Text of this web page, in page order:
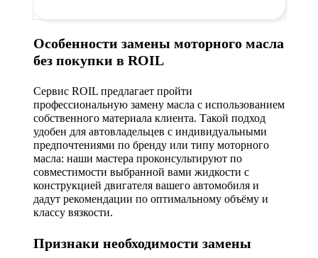
Особенности замены моторного масла
без покупки в ROIL
Сервис ROIL предлагает пройти
профессиональную замену масла с использованием
собственного материала клиента. Такой подход
удобен для автовладельцев с индивидуальными
предпочтениями по бренду или типу моторного
масла: наши мастера проконсультируют по
совместимости выбранной вами жидкости с
конструкцией двигателя вашего автомобиля и
дадут рекомендации по оптимальному объёму и
классу вязкости.
Признаки необходимости замены